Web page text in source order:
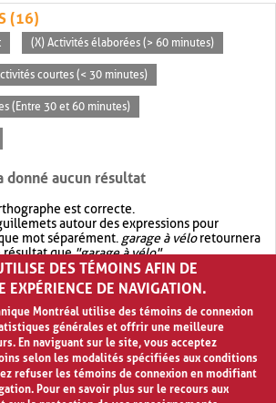
(16)
(X) Activités élaborées (> 60 minutes)
courtes (< 30 minutes)
(Entre 30 et 60 minutes)
donné aucun résultat
est correcte.
autour des expressions pour
mot séparément. garage à véloretournera
résultat que"garage à vélo".
votre recherche avec OR.garage OR vélo
plus de résultat quegarage à vélo
DES TÉMOINS AFIN DE
EXPÉRIENCE DE NAVIGATION.
Montréal utilise des témoins de connexion
générales et offrir une meilleure
En naviguant sur le site, vous acceptez
selon les modalités spécifiées aux conditions
refuser les témoins de connexion en modifiant
Pour en savoir plus sur le recours aux